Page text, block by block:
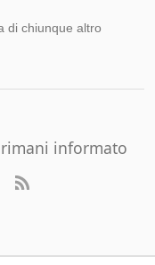
di chiunque altro
informato